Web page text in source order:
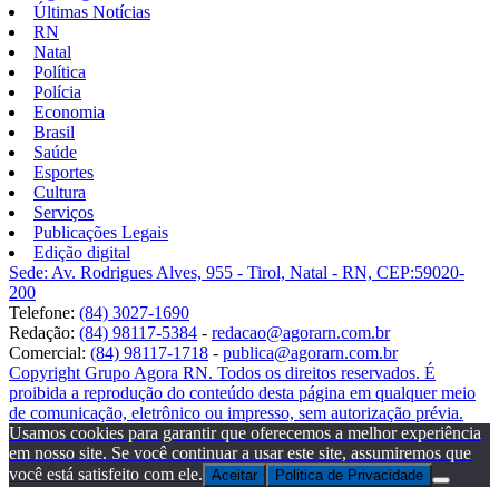
Últimas Notícias
RN
Natal
Política
Polícia
Economia
Brasil
Saúde
Esportes
Cultura
Serviços
Publicações Legais
Edição digital
Sede: Av. Rodrigues Alves, 955 - Tirol, Natal - RN, CEP:59020-
200
Telefone: (84) 3027-1690
Redação: (84) 98117-5384 - redacao@agorarn.com.br
Comercial: (84) 98117-1718 - publica@agorarn.com.br
Copyright Grupo Agora RN. Todos os direitos reservados. É
proibida a reprodução do conteúdo desta página em qualquer meio
de comunicação, eletrônico ou impresso, sem autorização prévia.
Usamos cookies para garantir que oferecemos a melhor experiência
em nosso site. Se você continuar a usar este site, assumiremos que
você está satisfeito com ele. Aceitar Politica de Privacidade